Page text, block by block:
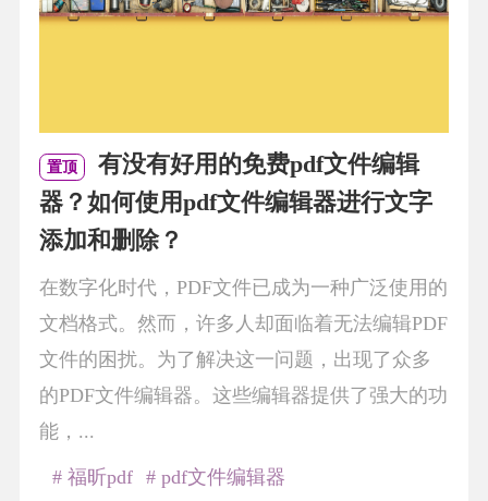
置顶
有没有好用的免费pdf文件编辑
器？如何使用pdf文件编辑器进行文字
添加和删除？
在数字化时代，PDF文件已成为一种广泛使用的
文档格式。然而，许多人却面临着无法编辑PDF
文件的困扰。为了解决这一问题，出现了众多
的PDF文件编辑器。这些编辑器提供了强大的功
能，...
# 福昕pdf
# pdf文件编辑器